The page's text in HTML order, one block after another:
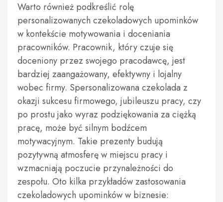
Warto również podkreślić rolę
personalizowanych czekoladowych upominków
w kontekście motywowania i doceniania
pracowników. Pracownik, który czuje się
doceniony przez swojego pracodawcę, jest
bardziej zaangażowany, efektywny i lojalny
wobec firmy. Spersonalizowana czekolada z
okazji sukcesu firmowego, jubileuszu pracy, czy
po prostu jako wyraz podziękowania za ciężką
pracę, może być silnym bodźcem
motywacyjnym. Takie prezenty budują
pozytywną atmosferę w miejscu pracy i
wzmacniają poczucie przynależności do
zespołu. Oto kilka przykładów zastosowania
czekoladowych upominków w biznesie: